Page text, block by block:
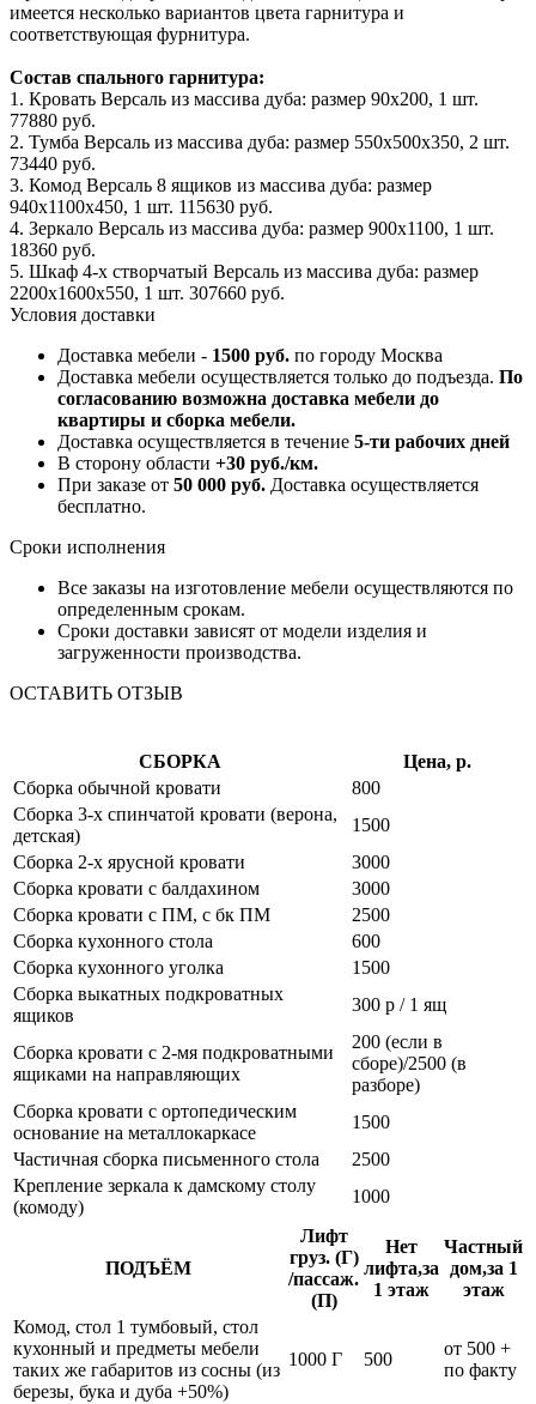
имеется несколько вариантов цвета гарнитура и
соответствующая фурнитура.
Состав спального гарнитура:
1. Кровать Версаль из массива дуба: размер 90x200, 1 шт.
77880 руб.
2. Тумба Версаль из массива дуба: размер 550x500x350, 2 шт.
73440 руб.
3. Комод Версаль 8 ящиков из массива дуба: размер
940x1100x450, 1 шт. 115630 руб.
4. Зеркало Версаль из массива дуба: размер 900x1100, 1 шт.
18360 руб.
5. Шкаф 4-х створчатый Версаль из массива дуба: размер
2200x1600x550, 1 шт. 307660 руб.
Условия доставки
Доставка мебели - 1500 руб. по городу Москва
Доставка мебели осуществляется только до подъезда. По
согласованию возможна доставка мебели до
квартиры и сборка мебели.
Доставка осуществляется в течение 5-ти рабочих дней
В сторону области +30 руб./км.
При заказе от 50 000 руб. Доставка осуществляется
бесплатно.
Сроки исполнения
Все заказы на изготовление мебели осуществляются по
определенным срокам.
Сроки доставки зависят от модели изделия и
загруженности производства.
ОСТАВИТЬ ОТЗЫВ
СБОРКА
Цена, р.
Сборка обычной кровати
800
Сборка 3-х спинчатой кровати (верона,
детская)
1500
Сборка 2-х ярусной кровати
3000
Сборка кровати с балдахином
3000
Сборка кровати с ПМ, с бк ПМ
2500
Сборка кухонного стола
600
Сборка кухонного уголка
1500
Сборка выкатных подкроватных
ящиков
300 р / 1 ящ
Сборка кровати с 2-мя подкроватными
ящиками на направляющих
200 (если в
сборе)/2500 (в
разборе)
Сборка кровати с ортопедическим
основание на металлокаркасе
1500
Частичная сборка письменного стола
2500
Крепление зеркала к дамскому столу
(комоду)
1000
ПОДЪЁМ
Лифт
груз. (Г)
/пассаж.
(П)
Нет
лифта,за
1 этаж
Частный
дом,за 1
этаж
Комод, стол 1 тумбовый, стол
кухонный и предметы мебели
таких же габаритов из сосны (из
березы, бука и дуба +50%)
1000 Г 500
от 500 +
по факту